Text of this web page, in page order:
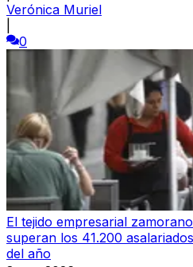
Verónica Muriel
0
El tejido empresarial
superan los 41.200
del año